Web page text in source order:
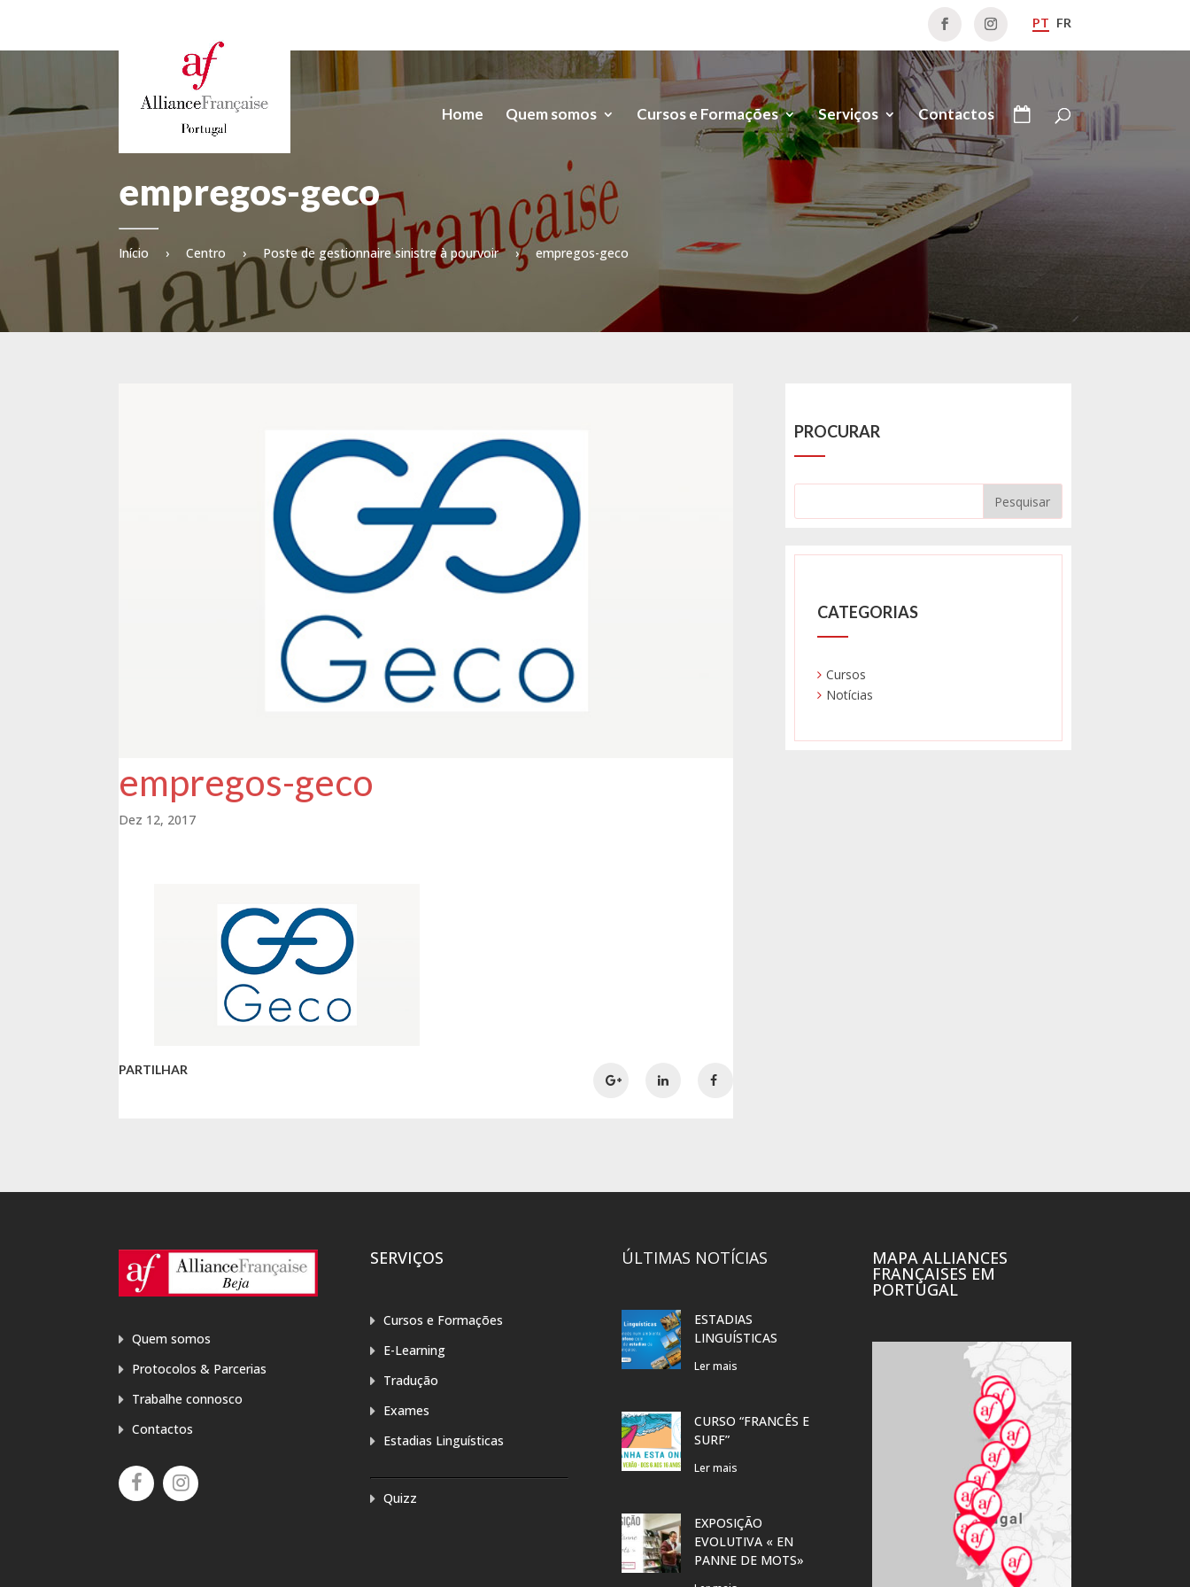
PT FR
Home Quem somos Cursos e Formações Serviços Contactos
empregos-geco
Início › Centro › Poste de gestionnaire sinistre à pourvoir › empregos-geco
empregos-geco
Dez 12, 2017
PARTILHAR
PROCURAR
CATEGORIAS
Cursos
Notícias
Quem somos
Protocolos & Parcerias
Trabalhe connosco
Contactos
SERVIÇOS
Cursos e Formações
E-Learning
Tradução
Exames
Estadias Linguísticas
Quizz
ÚLTIMAS NOTÍCIAS
ESTADIAS
LINGUÍSTICAS
Ler mais
CURSO “FRANCÊS E
SURF”
Ler mais
EXPOSIÇÃO
EVOLUTIVA « EN
PANNE DE MOTS»
MAPA ALLIANCES
FRANÇAISES EM
PORTUGAL